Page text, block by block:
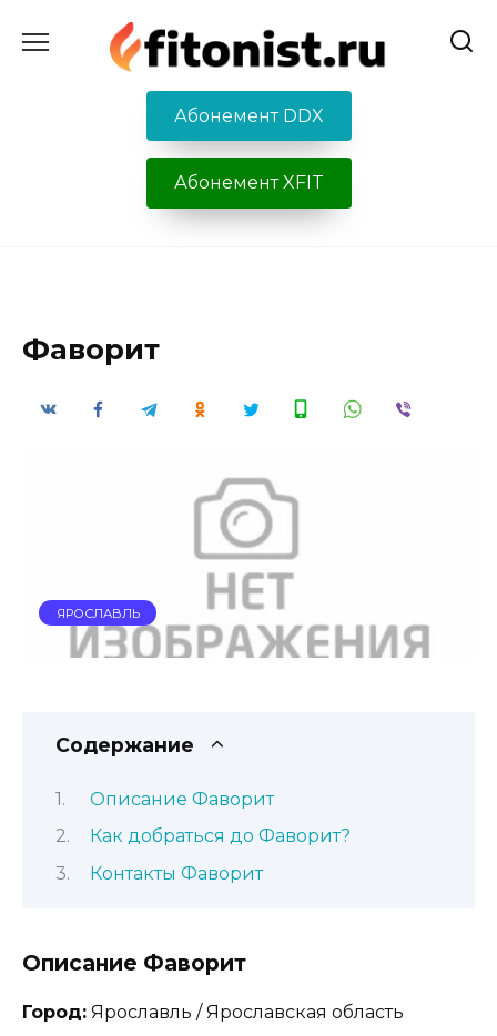
содержанию
Абонемент DDX
Абонемент XFIT
Фаворит
ЯРОСЛАВЛЬ
Содержание
Описание Фаворит
Как добраться до Фаворит?
Контакты Фаворит
Описание Фаворит
Город: Ярославль / Ярославская область